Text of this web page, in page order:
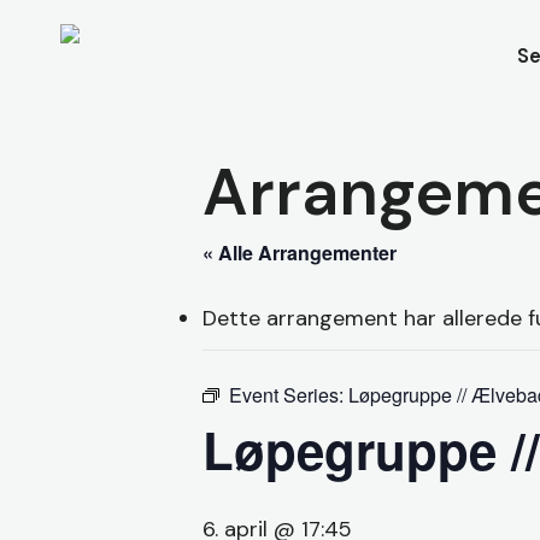
« Alle Arrangementer
Dette arrangement har allerede
Event Series: Løpegruppe //
Løpegruppe
6. april @ 17:45